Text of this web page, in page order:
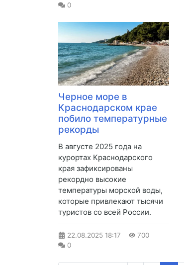
0
Черное море в
Краснодарском крае
побило температурные
рекорды
В августе 2025 года на
курортах Краснодарского
края зафиксированы
рекордно высокие
температуры морской воды,
которые привлекают тысячи
туристов со всей России.
22.08.2025 18:17
700
0